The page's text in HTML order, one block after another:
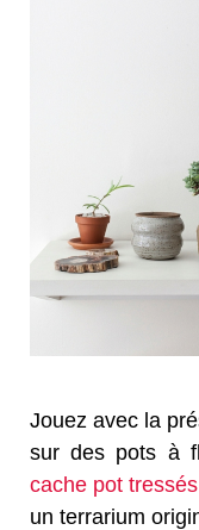
Jouez avec la
sur des pots à
cache pot tressés
un terrarium